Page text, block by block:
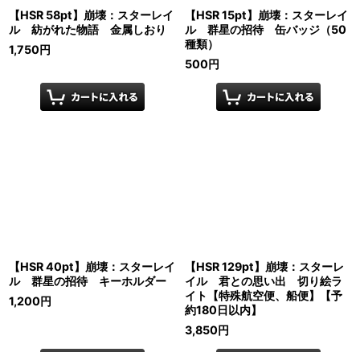
【HSR 58pt】崩壊：スターレイ
ル 紡がれた物語 金属しおり
1,750円
【HSR 15pt】崩壊：スターレイ
ル 群星の招待 缶バッジ（50
種類）
500円
【HSR 40pt】崩壊：スターレイ
ル 群星の招待 キーホルダー
1,200円
【HSR 129pt】崩壊：スターレ
イル 君との思い出 切り絵ラ
イト【特殊航空便、船便】【予
約180日以内】
3,850円